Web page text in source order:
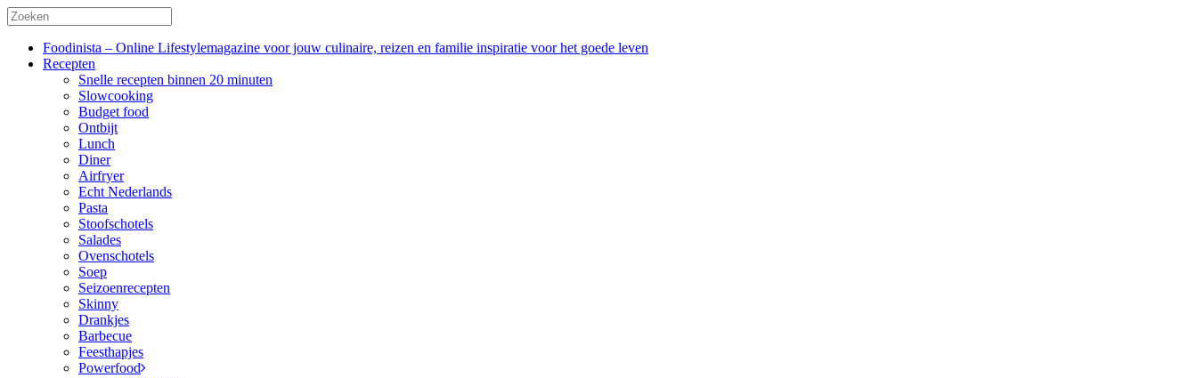
Foodinista – Online Lifestylemagazine voor jouw culinaire, reizen en familie inspiratie voor het goede leven
Recepten
Snelle recepten binnen 20 minuten
Slowcooking
Budget food
Ontbijt
Lunch
Diner
Airfryer
Echt Nederlands
Pasta
Stoofschotels
Salades
Ovenschotels
Soep
Seizoenrecepten
Skinny
Drankjes
Barbecue
Feesthapjes
Powerfood